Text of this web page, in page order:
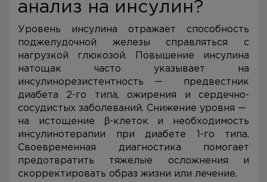
анализ на инсулин?
Уровень инсулина отражает способность
поджелудочной железы справляться с
нагрузкой глюкозой. Повышение инсулина
натощак часто указывает на
инсулинорезистентность — предвестник
диабета 2-го типа, ожирения и сердечно-
сосудистых заболеваний. Снижение уровня —
на истощение β-клеток и необходимость
инсулинотерапии при диабете 1-го типа.
Своевременная диагностика помогает
предотвратить тяжелые осложнения и
скорректировать образ жизни или лечение.